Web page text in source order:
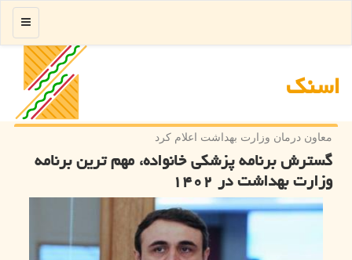
اسنك
منو
معاون درمان وزارت بهداشت اعلام كرد
گسترش برنامه پزشکی خانواده، مهم ترین برنامه
وزارت بهداشت در ۱۴۰۲